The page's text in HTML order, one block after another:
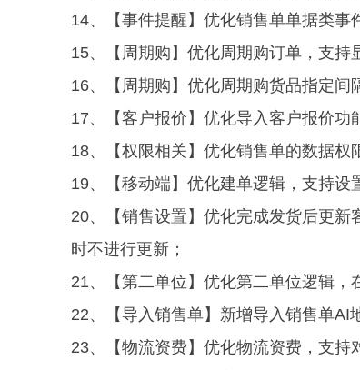
14、【事件提醒】优化销售单单据类事
15、【周期购】优化周期购订单，支持
16、【周期购】优化周期购货品指定间
17、【客户报价】优化导入客户报价功
18、【权限相关】优化销售单的数据权
19、【移动端】优化建单逻辑，支持设
20、【销售设置】优化完成发货后更
时不进行更新；
21、【第二单位】优化第二单位逻辑
22、【导入销售单】新增导入销售单AI
23、【物流资费】优化物流资费，支持